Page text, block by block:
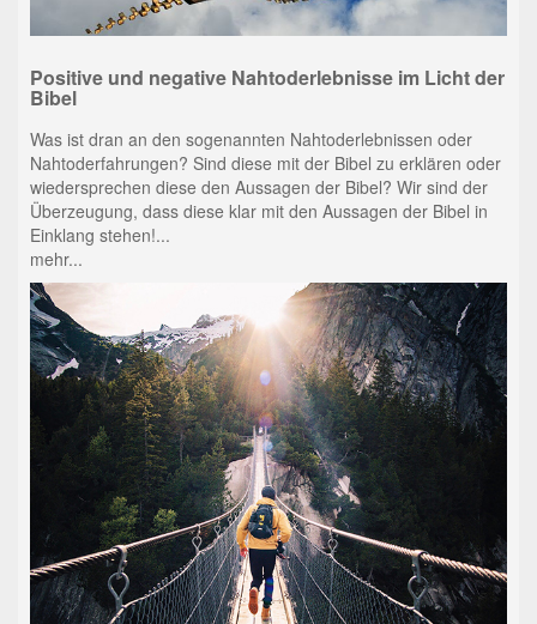
Positive und negative Nahtoderlebnisse im Licht der
Bibel
Was ist dran an den sogenannten Nahtoderlebnissen oder
Nahtoderfahrungen? Sind diese mit der Bibel zu erklären oder
wiedersprechen diese den Aussagen der Bibel? Wir sind der
Überzeugung, dass diese klar mit den Aussagen der Bibel in
Einklang stehen!...
mehr...